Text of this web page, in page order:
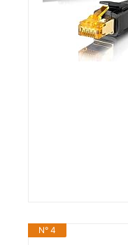
N° 4